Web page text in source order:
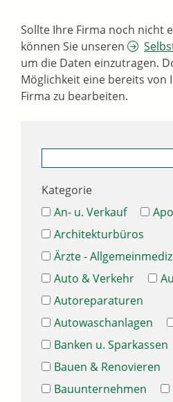
Sollte Ihre Firma noch nicht
können Sie unseren
um die Daten einzutragen.
Möglichkeit eine bereits von
Firma zu bearbeiten.
Kategorie
An- u. Verkauf
Architekturbüros
Ärzte -
Auto & Verkehr
Autoreparaturen
Autowaschanlagen
Banken u. Sparkassen
Bauen & Renovieren
Bauunternehmen